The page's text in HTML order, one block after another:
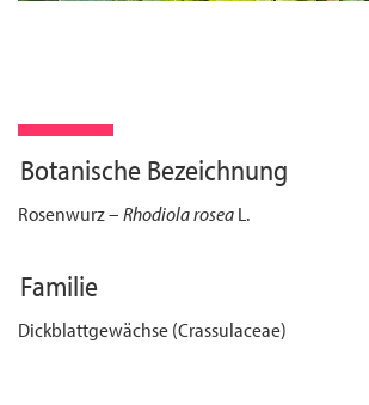
Botanische Bezeichnung
Rosenwurz –Rhodiola roseaL.
Familie
Dickblattgewächse (Crassulaceae)